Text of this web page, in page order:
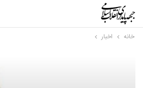
خانه اخبار